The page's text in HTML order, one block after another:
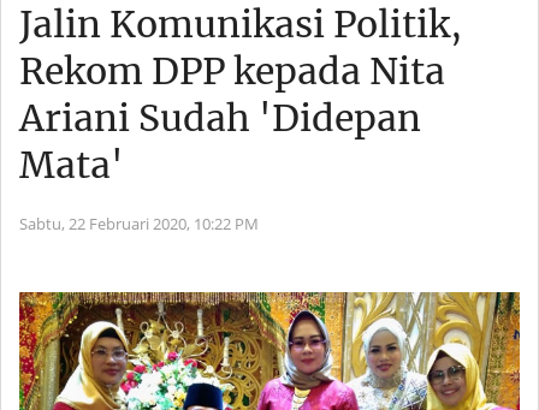
Jalin Komunikasi Politik,
Rekom DPP kepada Nita
Ariani Sudah 'Didepan
Mata'
Sabtu, 22 Februari 2020, 10:22 PM